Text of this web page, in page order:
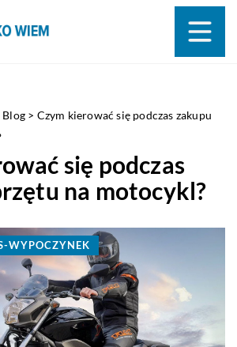
Blog > Czym kierować się podczas zakupu
się podczas
na motocykl?
WYPOCZYNEK